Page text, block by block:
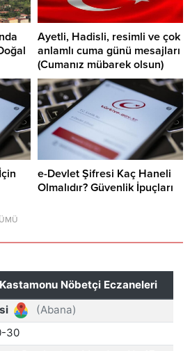
Ayetli, Hadisli, resimli ve çok
anlamlı cuma günü mesajları
(Cumanız mübarek olsun)
e-Devlet Şifresi Kaç Haneli
Olmalıdır? Güvenlik İpuçları